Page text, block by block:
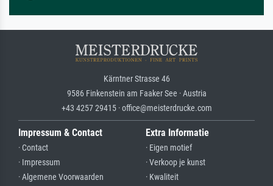
Kärntner Strasse 46
9586 Finkenstein am Faaker See · Austria
+43 4257 29415 · office@meisterdrucke.com
Impressum & Contact
· Contact
· Impressum
· Algemene Voorwaarden
Extra Informatie
· Eigen motief
· Verkoop je kunst
· Kwaliteit